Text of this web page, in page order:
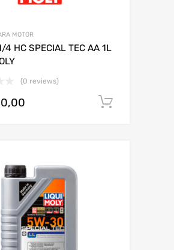
MOTOR
4 HC SPECIAL TEC AA 1L
(0 reviews)